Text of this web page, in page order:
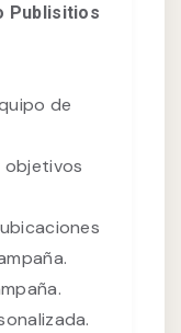
Publisitios
de
objetivos